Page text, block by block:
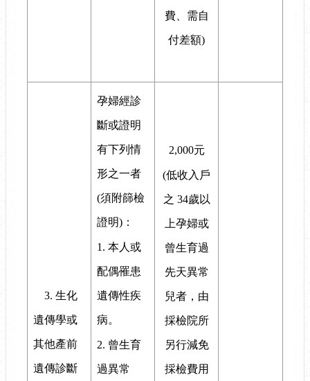
費、需自
付差額)
3. 生化
遺傳學或
其他產前
遺傳診斷
孕婦經診
斷或證明
有下列情
形之一者
(須附篩檢
證明)：
1. 本人或
配偶罹患
遺傳性疾
病。
2. 曾生育
過異常
2,000元
(低收入戶
之 34歲以
上孕婦或
曾生育過
先天異常
兒者，由
採檢院所
另行減免
採檢費用